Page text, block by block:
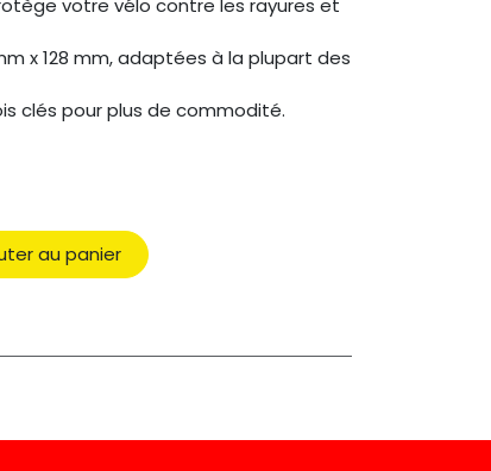
x 128 mm, adaptées à la plupart des
clés pour plus de commodité.
au panier